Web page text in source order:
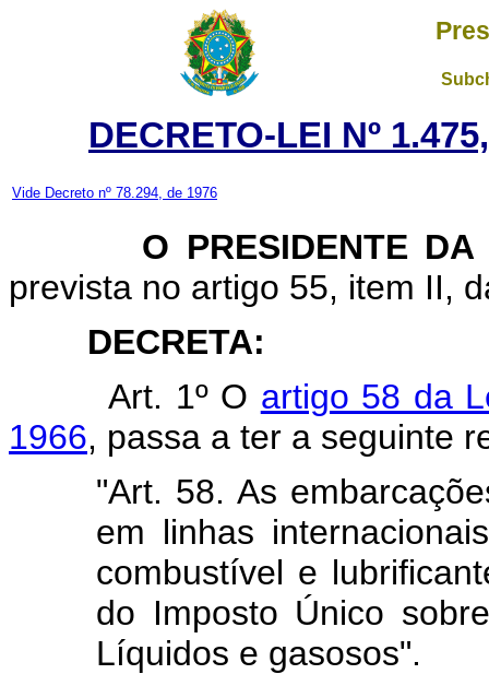
DECRETO-LEI Nº
Vide Decreto nº 78.294, de 1976
O PRESIDENTE DA
prevista no artigo 55, item II,
DECRETA:
Art. 1º O artigo 58 da
1966, passa a ter a seguinte
"Art. 58. As
em linhas
combustível e
do Imposto Único
Líquidos e gasosos".